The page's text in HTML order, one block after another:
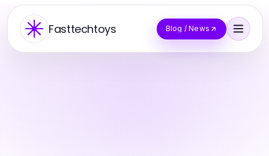
Fasttechtoys Blog / News